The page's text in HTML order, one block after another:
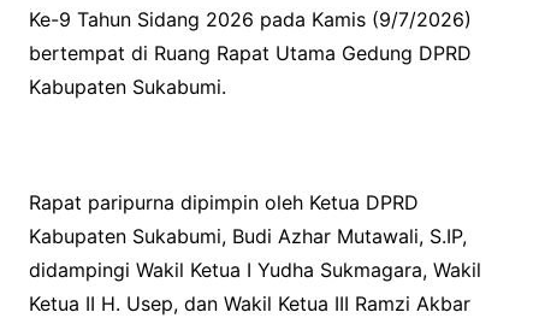
Ke-9 Tahun Sidang 2026 pada Kamis (9/7/2026)
bertempat di Ruang Rapat Utama Gedung DPRD
Kabupaten Sukabumi.
Rapat paripurna dipimpin oleh Ketua DPRD
Kabupaten Sukabumi, Budi Azhar Mutawali, S.IP,
didampingi Wakil Ketua I Yudha Sukmagara, Wakil
Ketua II H. Usep, dan Wakil Ketua III Ramzi Akbar